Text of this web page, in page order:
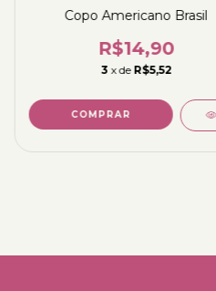
Copo Americano Brasil
R$14,90
3 x de R$5,52